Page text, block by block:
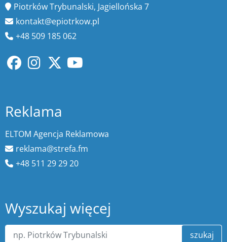
Piotrków Trybunalski, Jagiellońska 7
kontakt@epiotrkow.pl
+48 509 185 062
Reklama
ELTOM Agencja Reklamowa
reklama@strefa.fm
+48 511 29 29 20
Wyszukaj więcej
szukaj